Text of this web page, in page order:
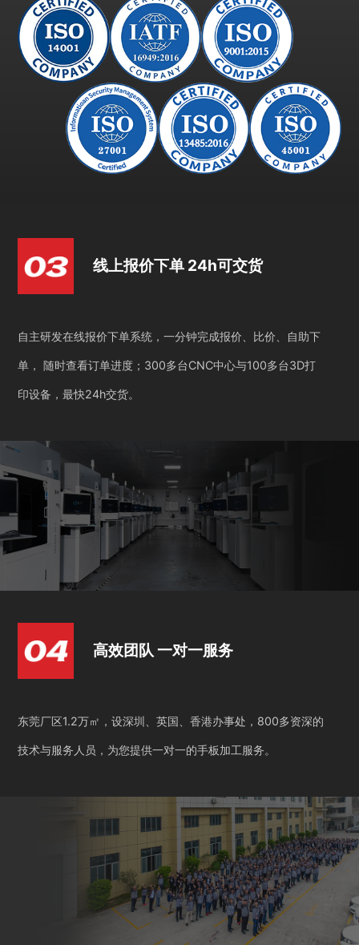
线上报价下单 24h可交货
自主研发在线报价下单系统，一分钟完成报价、比价、自助下
单， 随时查看订单进度；300多台CNC中心与100多台3D打
印设备，最快24h交货。
高效团队 一对一服务
东莞厂区1.2万㎡，设深圳、英国、香港办事处，800多资深的
技术与服务人员，为您提供一对一的手板加工服务。